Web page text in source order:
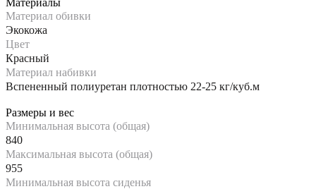
Материал обивки
Экокожа
Цвет
Красный
Материал набивки
Вспененный полиуретан плотностью 22-25 кг/куб.м
Размеры и вес
Минимальная высота (общая)
840
Максимальная высота (общая)
955
Минимальная высота сиденья